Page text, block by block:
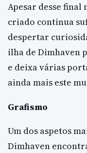
Apesar desse
criado continua
despertar
ilha de Dimhaven
e deixa várias
ainda mais este
Grafismo
Um dos aspetos
Dimhaven